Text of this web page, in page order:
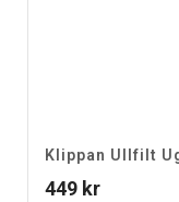
Klippan Ullfilt
449 kr